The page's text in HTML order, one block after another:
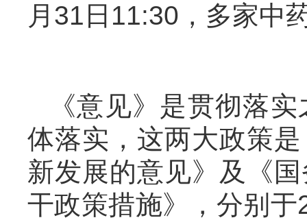
月31日11:30，多家中
《意见》是贯彻落
体落实，这两大政策
新发展的意见》及《
干政策措施》，分别